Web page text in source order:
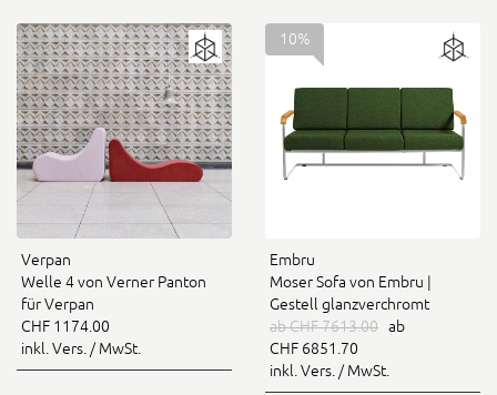
Verpan
Welle 4 von Verner Panton
für Verpan
CHF 1174.00
inkl. Vers. / MwSt.
10%
Embru
Moser Sofa von Embru |
Gestell glanzverchromt
ab CHF 7613.00 ab
CHF 6851.70
inkl. Vers. / MwSt.